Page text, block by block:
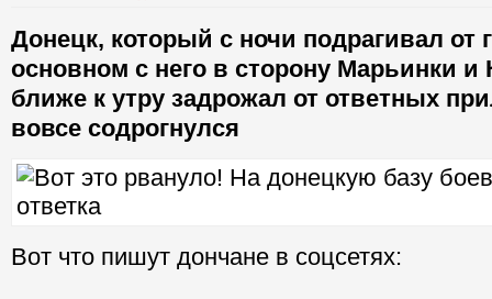
Донецк, который с ночи подрагивал от
основном с него в сторону Марьинки и
ближе к утру задрожал от ответных
вовсе содрогнулся
Вот что пишут дончане в соцсетях: